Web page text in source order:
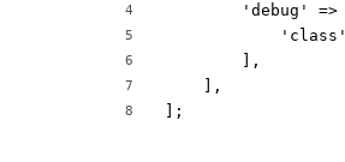
4
5
6
7
8
'debug' =>
        ],
    ],
];